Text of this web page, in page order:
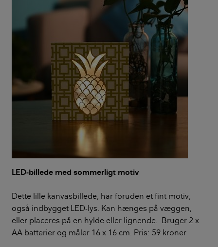
LED-billede med sommerligt motiv
Dette lille kanvasbillede, har foruden et fint motiv,
også indbygget LED-lys. Kan hænges på væggen,
eller placeres på en hylde eller lignende. Bruger 2 x
AA batterier og måler 16 x 16 cm. Pris: 59 kroner